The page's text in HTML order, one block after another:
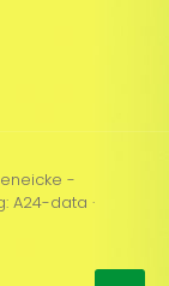
-
A24-data ·